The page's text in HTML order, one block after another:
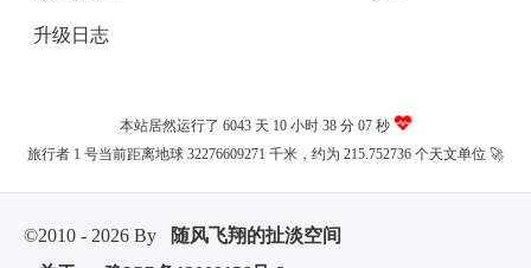
升级日志
本站居然运行了 6043 天 10 小时 38 分 07 秒
旅行者 1 号当前距离地球 32276609271 千米，约为 215.752736 个天文单位 🚀
©2010 - 2026 By
随风飞翔的扯淡空间